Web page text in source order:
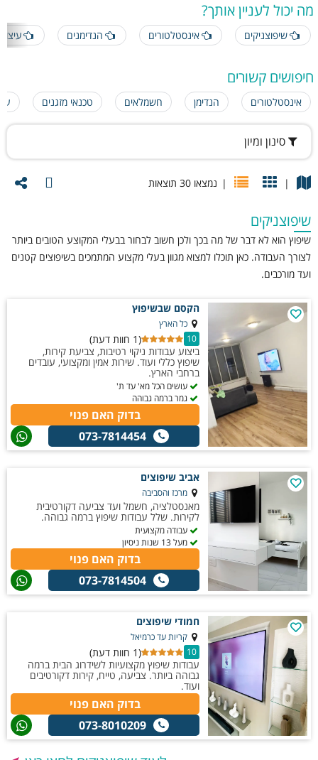
וכך הלאה.
שלב בעל מקצוע במה הם עוזרים
תכנון ,
שיפוץ
אדריכל, מעצב פנים,
חשמלאי, אינסטלטור,
ולתקציב. ביצוע העבודה
כניסה
לנכס /
צבעי, מתקינים וטכנאים
שונים, ניקיון וכו'
הכנת הנכס לשימוש אישי או
תחזוקה
שוטפת
הנדימן, חברת אחזקה,
חברת ניקיון
טיפים איכותיים, תשובות לשאלות נפוצות ומידע בכל תחומי השיפוץ והבניה.
מה יכול לעניין אותך?
שיפוצניקים אינסטלטורים הנדימנים
חיפושים קשורים
אינסטלטורים הנדימן חשמלאים טכנאי מזגנים
|
| נמצאו 30 תוצאות
סינון ומיון
שיפוצניקים
שיפוץ הוא לא דבר של מה בכך ולכן חשוב לבחור בבעלי המקוצע הטובים ביותר
לצורך העבודה. כאן תוכלו למצוא מגוון בעלי מקצוע המתמכים בשיפוצים קטנים
ועד מורכבים.
הקסם שבשיפוץ
כל הארץ
10
(1 חוות דעת)
ביצוע עבודות ניקוי רטיבות, צביעת קירות,
שיפוץ כללי ועוד. שירות אמין ומקצועי, עובדים
ברחבי הארץ.
עושים הכל מא' עד ת'
גמר ברמה גבוהה
בדוק האם פנוי
073-7814454
אביב שיפוצים
מרכז והסביבה
מאנסטלציה, חשמל ועד צביעה דקורטיבית
לקירות. שלל עבודות שיפוץ ברמה גבוהה.
עבודה מקצועית
מעל 13 שנות ניסיון
בדוק האם פנוי
073-7814504
חמודי שיפוצים
קריות עד כרמיאל
10
(1 חוות דעת)
עבודות שיפוץ מקצועיות לשידרוג הבית ברמה
גבוהה ביותר. צביעה, טייח, קירות דקורטיבים
ועוד.
בדוק האם פנוי
073-8010209